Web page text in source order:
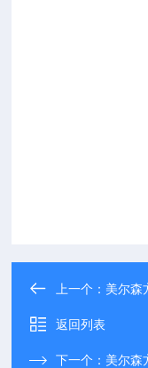
上一个： 美尔森
返回列表
下一个： 美尔森